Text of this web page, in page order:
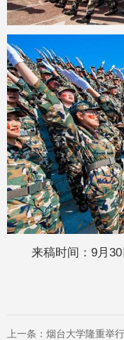
来稿时间：9月
上一条： 烟台大学隆重举